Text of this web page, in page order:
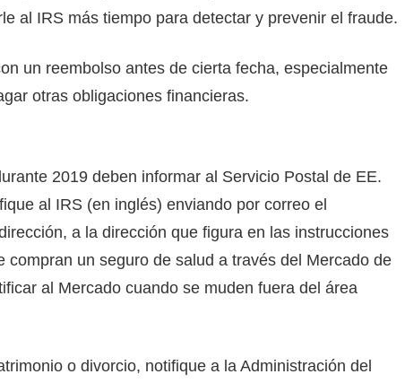
al IRS más tiempo para detectar y prevenir el fraude.
un reembolso antes de cierta fecha, especialmente
otras obligaciones financieras.
2019 deben informar al Servicio Postal de EE.
al IRS (en inglés) enviando por correo el
a la dirección que figura en las instrucciones
compran un seguro de salud a través del Mercado de
al Mercado cuando se muden fuera del área
o divorcio, notifique a la Administración del